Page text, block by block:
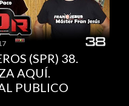
(SPR) 38.
AQUÍ.
PUBLICO